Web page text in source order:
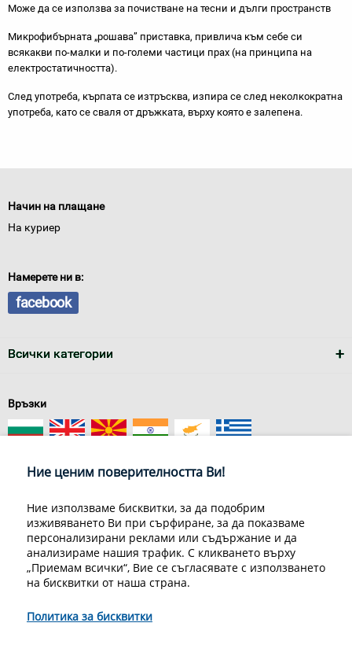
Може да се използва за почистване на тесни и дълги пространств
Микрофибърната „рошава” приставка, привлича към себе си
всякакви по-малки и по-големи частици прах (на принципа на
електростатичността).
След употреба, кърпата се изтръсква, изпира се след неколкократна
употреба, като се сваля от дръжката, върху която е залепена.
Начин на плащане
На куриер
Намерете ни в:
facebook
Всички категории
Връзки
За нас
Условия за доставка
Конфиденциалност на информацията
Общи условия
Декларация за личните данни
Често задавани въпроси
070070220
Ние ценим поверителността Ви!
Ние използваме бисквитки, за да подобрим
изживяването Ви при сърфиране, за да показваме
персонализирани реклами или съдържание и да
анализираме нашия трафик. С кликването върху
„Приемам всички“, Вие се съгласявате с използването
на бисквитки от наша страна.
Политика за бисквитки